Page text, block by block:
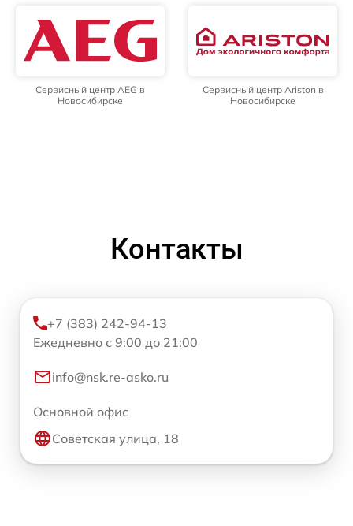
Сервисный центр AEG в
Новосибирске
Сервисный центр Ariston в
Новосибирске
Контакты
+7 (383) 242-94-13
Ежедневно с 9:00 до 21:00
info@nsk.re-asko.ru
Основной офис
Советская улица, 18